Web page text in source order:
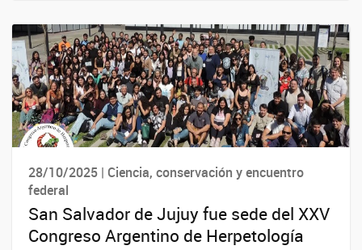
28/10/2025 | Ciencia, conservación y encuentro
federal
San Salvador de Jujuy fue sede del XXV
Congreso Argentino de Herpetología